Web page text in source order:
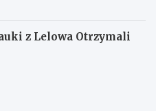
z Lelowa Otrzymali